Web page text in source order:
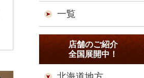
一覧
店舗のご紹介
全国展開中！